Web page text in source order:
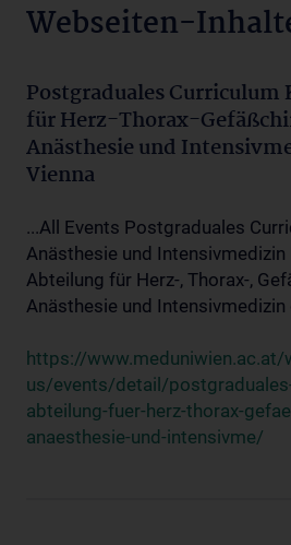
Webseiten-
Postgraduales
für Herz-Thorax-
Anästhesie und
Vienna
...All Events Postgraduales
Anästhesie und Intensivmedizin
Abteilung für Herz-, Thorax-,
Anästhesie und
https://
us/events/detail/
abteilung-fuer-herz-thorax-
anaesthesie-und-intensivme/